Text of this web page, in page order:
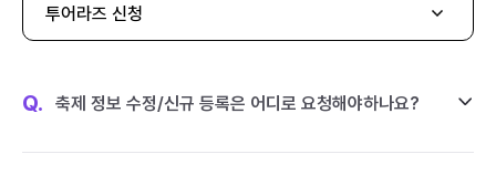
투어라즈 신청
Q. 축제 정보 수정/신규 등록은 어디로 요청해야하나요?